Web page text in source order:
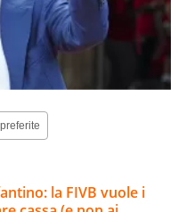
la FIVB vuole i